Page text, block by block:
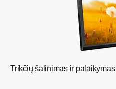
Trikčių šalinimas ir palaikymas